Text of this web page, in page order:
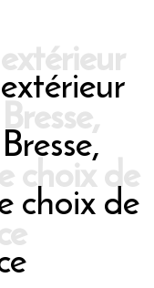
choix de